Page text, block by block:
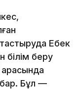
Еңбек
білім беру
арасында
бар. Бұл —